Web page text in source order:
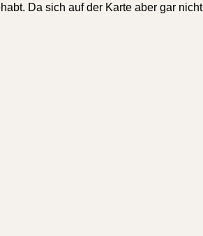
Da sich auf der Karte aber gar nicht